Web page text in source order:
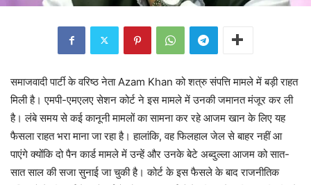
समाजवादी पार्टी के वरिष्ठ नेता Azam Khan को शत्रु संपत्ति मामले में बड़ी राहत
मिली है। एमपी-एमएलए सेशन कोर्ट ने इस मामले में उनकी जमानत मंजूर कर ली
है। लंबे समय से कई कानूनी मामलों का सामना कर रहे आजम खान के लिए यह
फैसला राहत भरा माना जा रहा है। हालांकि, वह फिलहाल जेल से बाहर नहीं आ
पाएंगे क्योंकि दो पैन कार्ड मामले में उन्हें और उनके बेटे अब्दुल्ला आजम को सात-
सात साल की सजा सुनाई जा चुकी है। कोर्ट के इस फैसले के बाद राजनीतिक